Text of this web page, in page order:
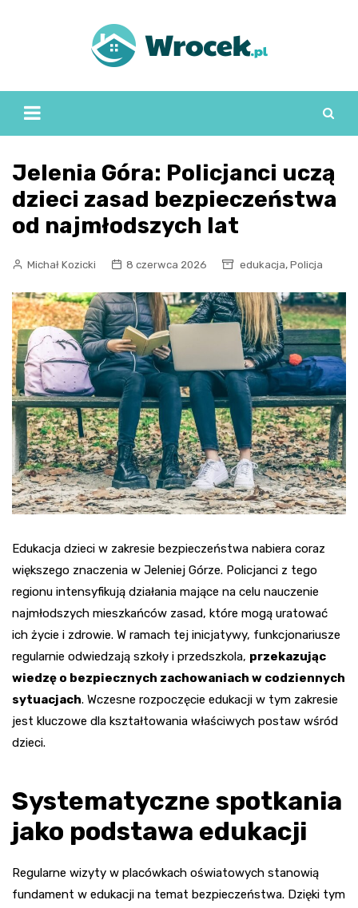
Jelenia Góra: Policjanci uczą
dzieci zasad bezpieczeństwa
od najmłodszych lat
Michał Kozicki 8 czerwca 2026 edukacja, Policja
Edukacja dzieci w zakresie bezpieczeństwa nabiera coraz
większego znaczenia w Jeleniej Górze. Policjanci z tego
regionu intensyfikują działania mające na celu nauczenie
najmłodszych mieszkańców zasad, które mogą uratować
ich życie i zdrowie. W ramach tej inicjatywy, funkcjonariusze
regularnie odwiedzają szkoły i przedszkola, przekazując
wiedzę o bezpiecznych zachowaniach w codziennych
sytuacjach. Wczesne rozpoczęcie edukacji w tym zakresie
jest kluczowe dla kształtowania właściwych postaw wśród
dzieci.
Systematyczne spotkania
jako podstawa edukacji
Regularne wizyty w placówkach oświatowych stanowią
fundament w edukacji na temat bezpieczeństwa. Dzięki tym